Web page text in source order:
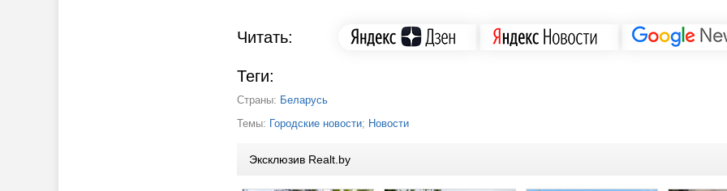
Читать:
Теги:
Страны: Беларусь
Темы: Городские новости; Новости
Эксклюзив Realt.by